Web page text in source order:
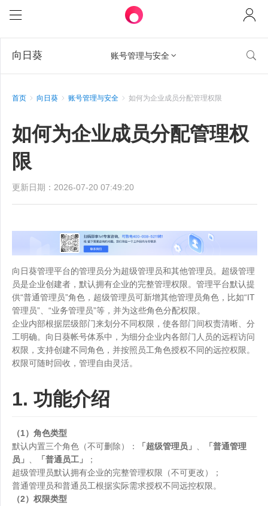
向日葵 账号管理与安全  
首页 向日葵 账号管理与安全 如何为企业成员分配管理权限
如何为企业成员分配管理权
限
更新日期：2026-07-20 07:49:20
向日葵管理平台的管理员分为超级管理员和其他管理员。超级管理
员是企业创建者，默认拥有企业的完整管理权限。管理平台默认提
供“普通管理员”角色，超级管理员可新增其他管理员角色，比如“IT
管理员”、“业务管理员”等，并为这些角色分配权限。
企业内部根据层级部门来划分不同权限，使各部门间权责清晰、分
工明确。向日葵帐号体系中，为细分企业内各部门人员的远程访问
权限，支持创建不同角色，并按照员工角色授权不同的远控权限。
权限可随时回收，管理自由灵活。
1. 功能介绍
（1）角色类型
默认内置三个角色（不可删除）：
「超级管理员」
「普通管理
员」
「普通员工」
；
超级管理员默认拥有企业的完整管理权限（不可更改）；
普通管理员和普通员工根据实际需求授权不同远控权限。
（2）权限类型